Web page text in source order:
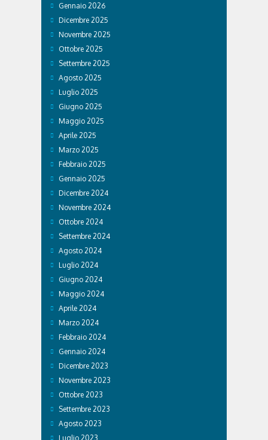
Gennaio 2026
Dicembre 2025
Novembre 2025
Ottobre 2025
Settembre 2025
Agosto 2025
Luglio 2025
Giugno 2025
Maggio 2025
Aprile 2025
Marzo 2025
Febbraio 2025
Gennaio 2025
Dicembre 2024
Novembre 2024
Ottobre 2024
Settembre 2024
Agosto 2024
Luglio 2024
Giugno 2024
Maggio 2024
Aprile 2024
Marzo 2024
Febbraio 2024
Gennaio 2024
Dicembre 2023
Novembre 2023
Ottobre 2023
Settembre 2023
Agosto 2023
Luglio 2023